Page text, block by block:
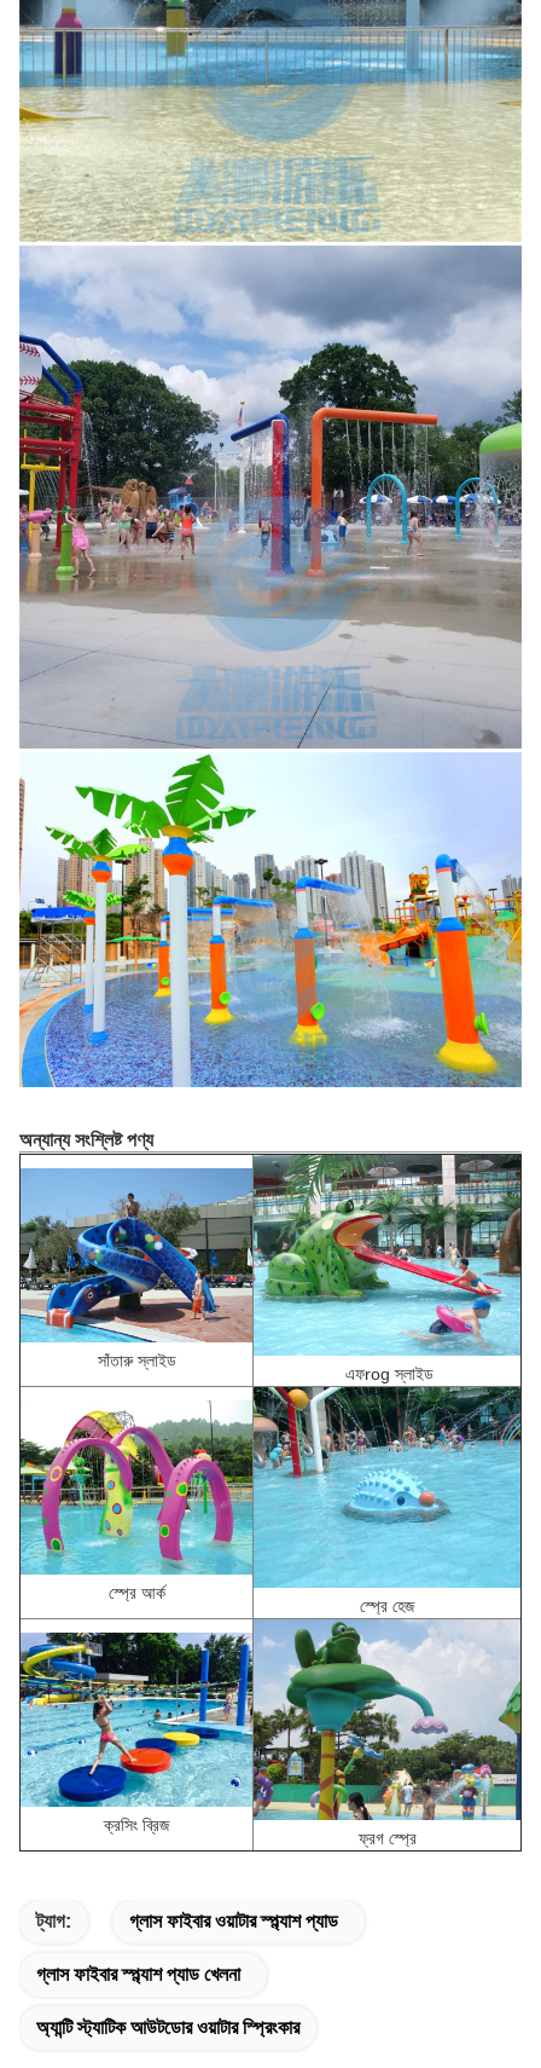
অন্যান্য সংশ্লিষ্ট পণ্য
সাঁতারু স্লাইড
এফrog স্লাইড
স্প্রে আর্ক
স্প্রে হেজ
ক্রসিং ব্রিজ
ফ্রগ স্প্রে
ট্যাগ: গ্লাস ফাইবার ওয়াটার স্প্ল্যাশ প্যাড
গ্লাস ফাইবার স্প্ল্যাশ প্যাড খেলনা
অ্যান্টি স্ট্যাটিক আউটডোর ওয়াটার স্প্রিংকার